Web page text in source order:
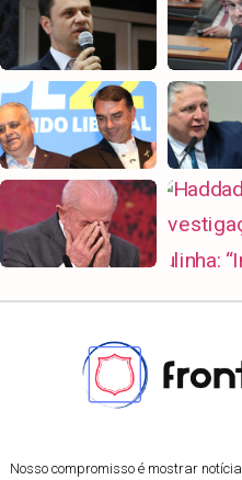
Nosso compromisso é mostrar